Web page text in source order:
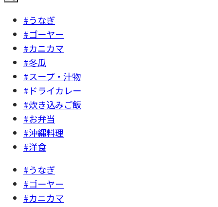
#うなぎ
#ゴーヤー
#カニカマ
#冬瓜
#スープ・汁物
#ドライカレー
#炊き込みご飯
#お弁当
#沖縄料理
#洋食
#うなぎ
#ゴーヤー
#カニカマ